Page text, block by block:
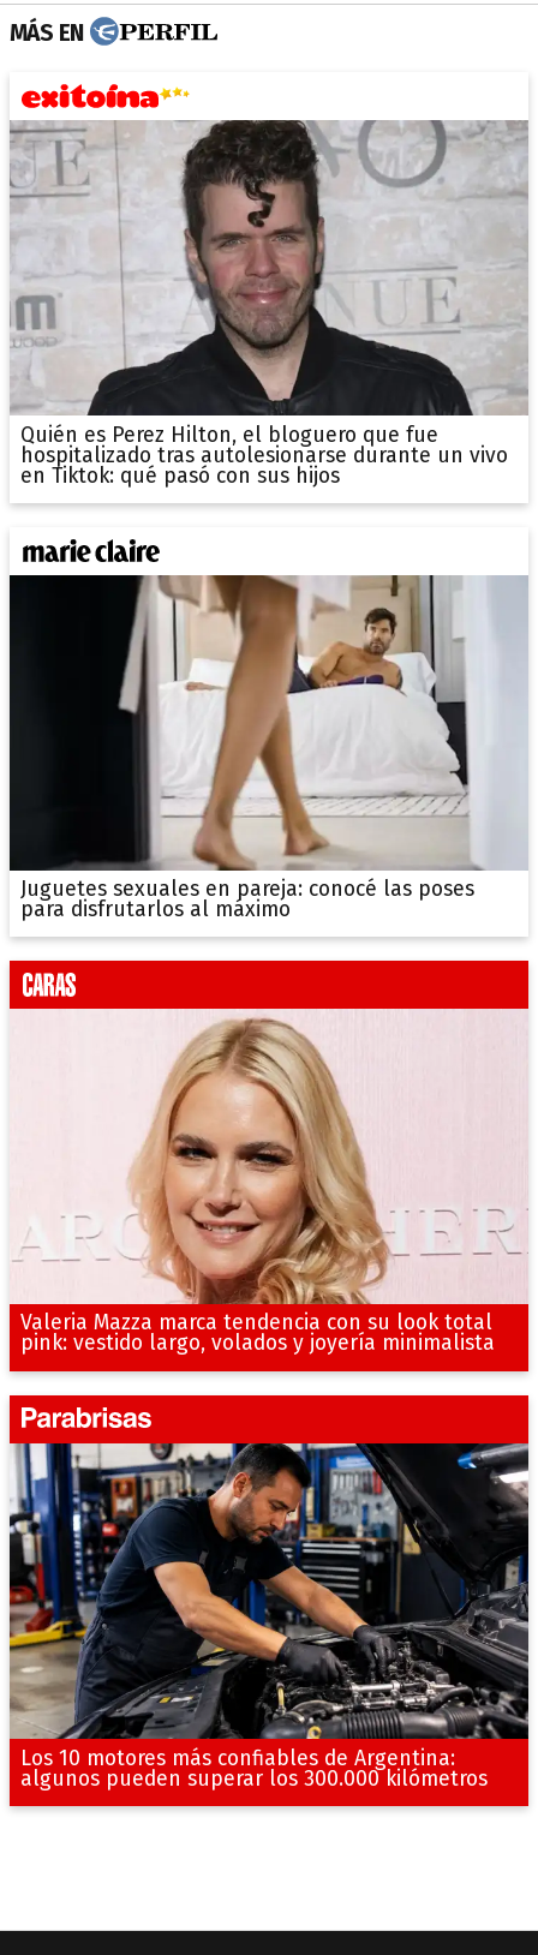
MÁS EN
Quién es Perez Hilton, el bloguero que fue
hospitalizado tras autolesionarse durante un vivo
en Tiktok: qué pasó con sus hijos
Juguetes sexuales en pareja: conocé las poses
para disfrutarlos al máximo
Valeria Mazza marca tendencia con su look total
pink: vestido largo, volados y joyería minimalista
Los 10 motores más confiables de Argentina:
algunos pueden superar los 300.000 kilómetros